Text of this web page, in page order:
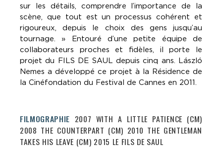
sur les détails, comprendre l’importance de la
scène, que tout est un processus cohérent et
rigoureux,depuis le choix des gens jusqu’au
tournage. » Entouré d’une petite équipe de
collaborateurs proches et fidèles, il porte le
projet du FILS DE SAUL depuis cinq ans. László
Nemes adéveloppé ce projet à la Résidence de
la Cinéfondation du Festival de Cannes en 2011.
FILMOGRAPHIE 2007 WITH A LITTLE PATIENCE (CM)
2008 THE COUNTERPART (CM) 2010 THE GENTLEMAN
TAKES HIS LEAVE (CM) 2015 LE FILS DE SAUL